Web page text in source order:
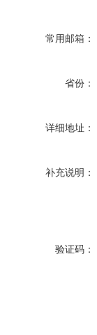
常用邮箱：
省份：
详细地址：
补充说明：
验证码：